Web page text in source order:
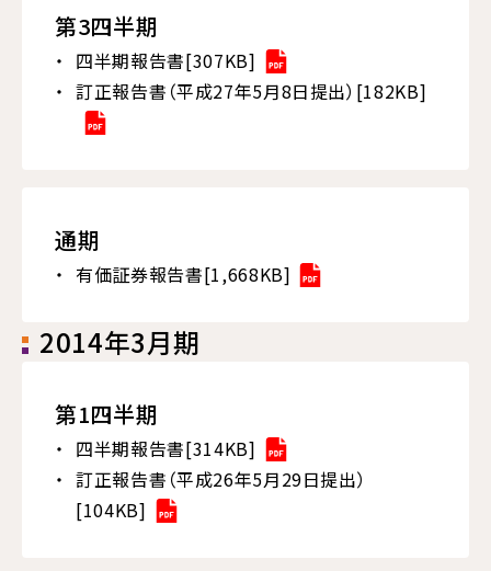
第3四半期
四半期報告書[307KB]
訂正報告書（平成27年5月8日提出）[182KB]
通期
有価証券報告書[1,668KB]
2014年3月期
第1四半期
四半期報告書[314KB]
訂正報告書（平成26年5月29日提出）
[104KB]